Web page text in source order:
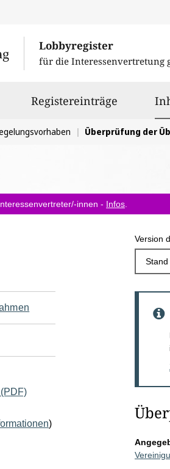
Lobbyregister
für die Interessenvertretung
Registereinträge
Überprüfung der
innen - Infos
Version
)